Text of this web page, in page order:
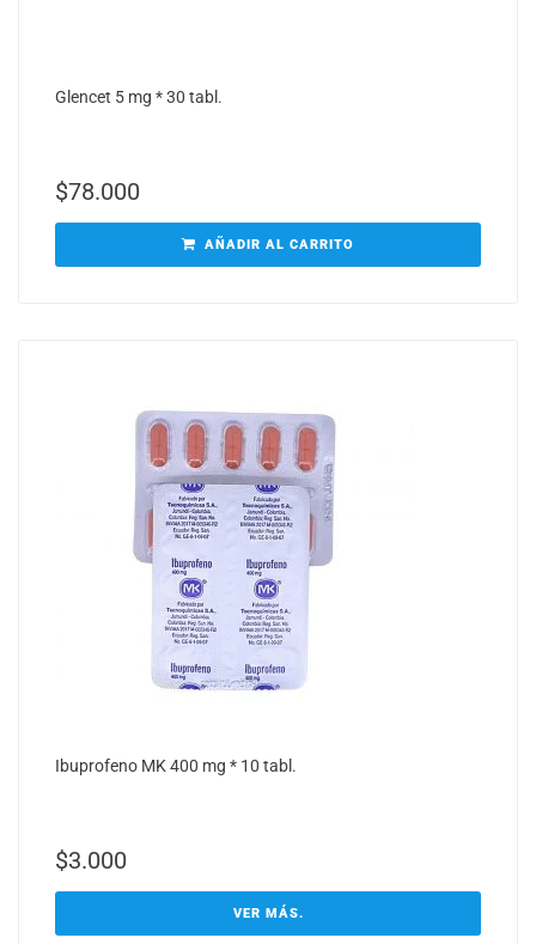
Glencet 5 mg * 30 tabl.
$78.000
AÑADIR AL CARRITO
Ibuprofeno MK 400 mg * 10 tabl.
$3.000
VER MÁS.